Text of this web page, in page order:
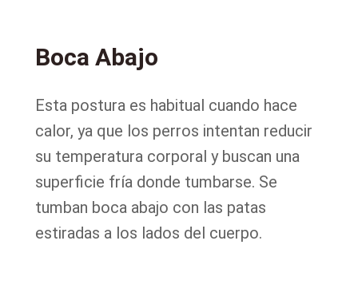
Boca Abajo
Esta postura es habitual cuando hace
calor, ya que los perros intentan reducir
su temperatura corporal y buscan una
superficie fría donde tumbarse. Se
tumban boca abajo con las patas
estiradas a los lados del cuerpo.